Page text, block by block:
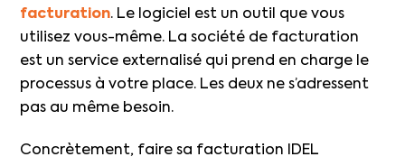
facturation. Le logiciel est un outil que vous
utilisez vous-même. La société de facturation
est un service externalisé qui prend en charge le
processus à votre place. Les deux ne s’adressent
pas au même besoin.
Concrètement, faire sa facturation IDEL